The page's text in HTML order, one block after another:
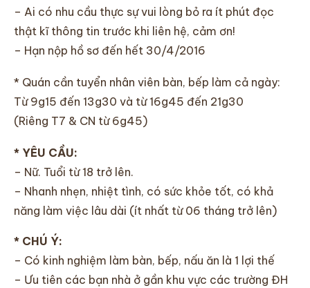
– Ai có nhu cầu thực sự vui lòng bỏ ra ít phút đọc
thật kĩ thông tin trước khi liên hệ, cảm ơn!
– Hạn nộp hồ sơ đến hết 30/4/2016
* Quán cần tuyển nhân viên bàn, bếp làm cả ngày:
Từ 9g15 đến 13g30 và từ 16g45 đến 21g30
(Riêng T7 & CN từ 6g45)
* YÊU CẦU:
– Nữ. Tuổi từ 18 trở lên.
– Nhanh nhẹn, nhiệt tình, có sức khỏe tốt, có khả
năng làm việc lâu dài (ít nhất từ 06 tháng trở lên)
* CHÚ Ý:
– Có kinh nghiệm làm bàn, bếp, nấu ăn là 1 lợi thế
– Ưu tiên các bạn nhà ở gần khu vực các trường ĐH